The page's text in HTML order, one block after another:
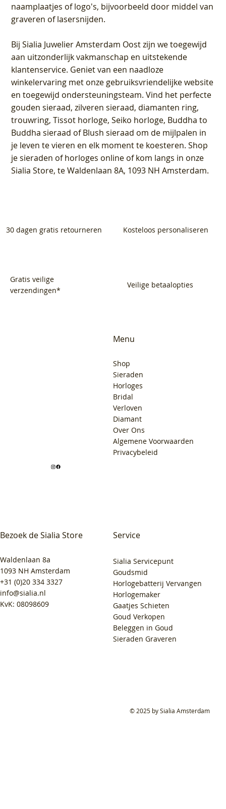
naamplaatjes of logo's, bijvoorbeeld door middel van
graveren of lasersnijden.
BijSialia Juwelier Amsterdam Oostzijn we toegewijd
aan uitzonderlijk vakmanschap en uitstekende
klantenservice. Geniet van een naadloze
winkelervaring met onze gebruiksvriendelijke website
en toegewijd ondersteuningsteam. Vind het perfecte
gouden sieraad, zilveren sieraad, diamanten ring,
trouwring, Tissot horloge, Seiko horloge, Buddha to
Buddha sieraad of Blush sieraad om de mijlpalen in
je leven te vieren en elk moment te koesteren. Shop
je sieraden of horloges online of kom langs in onze
Sialia Store, te Waldenlaan 8A, 1093 NH Amsterdam.
30 dagen gratis retourneren Kosteloos personaliseren
Gratis veilige
verzendingen*
Veilige betaalopties
Bezoek de Sialia Store
Waldenlaan 8a
1093 NH Amsterdam
+31 (0)20 334 3327
info@sialia.nl
KvK: 08098609
Menu
Shop
Sieraden
Horloges
Bridal
Verloven
Diamant
Over Ons
Algemene Voorwaarden
Privacybeleid
Service
Sialia Servicepunt
Goudsmid
Horlogebatterij Vervangen
Horlogemaker
Gaatjes Schieten
Goud Verkopen
Beleggen in Goud
Sieraden Graveren
© 2025 by Sialia Amsterdam